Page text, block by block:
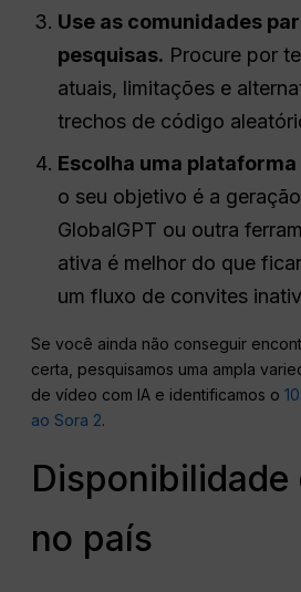
Use as comunidades
pesquisas. Procure por
atuais, limitações e
trechos de código
Escolha uma
o seu objetivo é a
GlobalGPT ou outra
ativa é melhor do que
um fluxo de convites
Se você ainda não conseguir
certa, pesquisamos uma ampla
de vídeo com IA e identificamos o
ao Sora 2.
Disponibilidade
no país